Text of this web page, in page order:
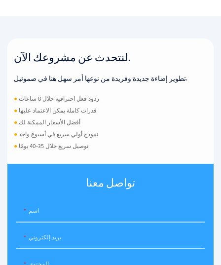
لنتحدث عن مشروعك الآن.
تطوير إضاءة جديدة وفريدة من نوعها أمر سهل هنا في صموئيل.
●
ردود فعل احترافية خلال 8 ساعات
● قدرات كاملة يمكن الاعتماد عليها
● أفضل الأسعار الممكنة لك
●نموذج أولي سريع في أسبوع واحد
●
توصيل سريع خلال 35-40 يومًا
تواصل معنا
اسم
بريد إلكتروني